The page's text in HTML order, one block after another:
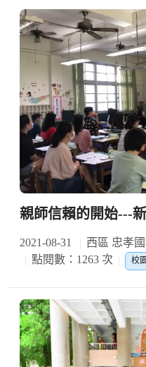
親師信賴的開始---
2021-08-31
西區 忠孝
點閱數：1263 次
校